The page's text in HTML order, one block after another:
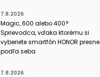
7.8.2026
Magic, 600 alebo 400?
Sprievodca, vďaka ktorému si
vyberiete smartfón HONOR presne
podľa seba
7.8.2026